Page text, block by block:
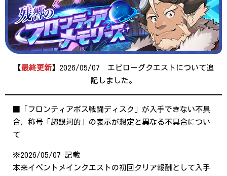
【最終更新】2026/05/07 エピローグクエストについて追
記しました。
■「フロンティアボス戦闘ディスク」が入手できない不具
合、称号「超銀河的」の表示が想定と異なる不具合につい
て
※2026/05/07 記載
本来イベントメインクエストの初回クリア報酬として入手